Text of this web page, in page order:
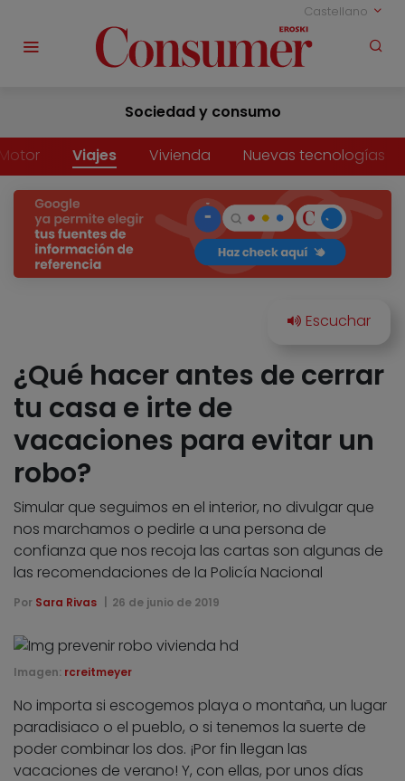
Castellano
Sociedad y consumo
Viajes Vivienda Nuevas tecnologías
¿Qué hacer antes de cerrar
tu casa e irte de
vacaciones para evitar un
robo?
Simular que seguimos en el interior, no divulgar que
nos marchamos o pedirle a una persona de
confianza que nos recoja las cartas son algunas de
las recomendaciones de la Policía Nacional
Por Sara Rivas 26 de junio de 2019
Imagen: rcreitmeyer
No importa si escogemos playa o montaña, un lugar
paradisiaco o el pueblo, o si tenemos la suerte de
poder combinar los dos. ¡Por fin llegan las
vacaciones de verano! Y, con ellas, por unos días